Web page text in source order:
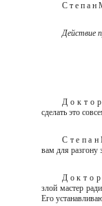
С т е п а н
Действие
Д о к т о р
сделать это
С т е п а н
вам для разгону
Д о к т о р
злой мастер
Его